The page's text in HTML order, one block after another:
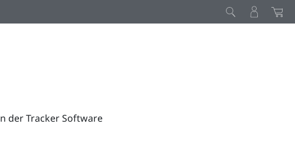
der Tracker Software